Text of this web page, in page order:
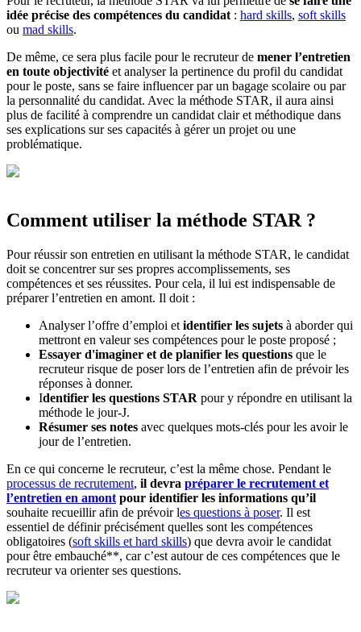
idée précise des compétences du candidat : hard skills, soft skills
ou mad skills.
De même, ce sera plus facile pour le recruteur de mener l’entretien
en toute objectivité et analyser la pertinence du profil du candidat
pour le poste, sans se faire influencer par un bagage scolaire ou par
la personnalité du candidat. Avec la méthode STAR, il aura ainsi
plus de facilité à comprendre un candidat clair et méthodique dans
ses explications sur ses capacités à gérer un projet ou une
problématique.
Comment utiliser la méthode STAR ?
Pour réussir son entretien en utilisant la méthode STAR, le candidat
doit se concentrer sur ses propres accomplissements, ses
compétences et ses réussites. Pour cela, il lui est indispensable de
préparer l’entretien en amont. Il doit :
Analyser l’offre d’emploi et identifier les sujets à aborder qui
mettront en valeur ses compétences pour le poste proposé ;
Essayer d'imaginer et de planifier les questions que le
recruteur risque de poser lors de l’entretien afin de prévoir les
réponses à donner.
Identifier les questions STAR pour y répondre en utilisant la
méthode le jour-J.
Résumer ses notes avec quelques mots-clés pour les avoir le
jour de l’entretien.
En ce qui concerne le recruteur, c’est la même chose. Pendant le
processus de recrutement, il devra préparer le recrutement et
l’entretien en amont pour identifier les informations qu’il
souhaite recueillir afin de prévoir les questions à poser. Il est
essentiel de définir précisément quelles sont les compétences
obligatoires (soft skills et hard skills) que devra avoir le candidat
pour être embauché**, car c’est autour de ces compétences que le
recruteur va orienter ses questions.